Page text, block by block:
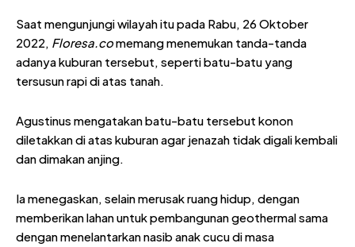
Saat mengunjungi wilayah itu pada Rabu, 26 Oktober
2022, Floresa.comemang menemukan tanda-tanda
adanya kuburan tersebut, seperti batu-batu yang
tersusun rapi di atas tanah.
Agustinus mengatakan batu-batu tersebut konon
diletakkan di atas kuburan agar jenazah tidak digali kembali
dan dimakan anjing.
Ia menegaskan, selain merusak ruang hidup, dengan
memberikan lahan untuk pembangunan geothermal sama
dengan menelantarkan nasib anak cucu di masa